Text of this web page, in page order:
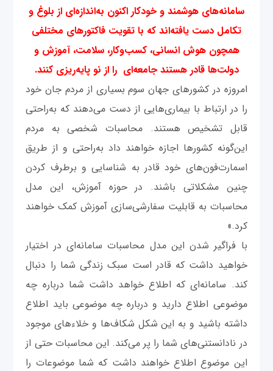
سامانه‌های هوشمند و خودکار اکنون به‌اندازه‌ای از بلوغ و
تکامل دست یافته‌اند که با تقویت فاکتورهای مختلفی
همچون هوش انسانی، کسب‌وکار، سلامت، آموزش و
دولت‌ها قادر هستند جامعه‌ای را از نو پایه‌ریزی کنند.
امروزه در کشورهای جهان سوم بسیاری از مردم جان خود
را در ارتباط با بیماری‌هایی از دست می‌‌دهند که به‌راحتی
قابل تشخیص هستند. محاسبات شخصی به مردم
این‌گونه کشورها اجازه خواهند داد به‌راحتی و از طریق
اسمارت‌فون‌های خود قادر به شناسایی و برطرف کردن
چنین مشکلاتی باشند. در حوزه آموزش، این مدل
محاسبات به قابلیت سفارشی‌سازی آموزش کمک خواهند
کرد.»
با فراگیر شدن این مدل محاسبات سامانه‌ای در اختیار
خواهید داشت که قادر است سبک زندگی شما را دنبال
کند. سامانه‌ای که اطلاع خواهد داشت شما درباره چه
موضوعی اطلاع دارید و درباره چه موضوعی باید اطلاع
داشته باشید و به این شکل شکاف‌ها و خلاء‌های موجود
در نادانستنی‌های شما را پر می‌کند. این محاسبات حتی از
این موضوع اطلاع خواهند داشت که شما موضوعات را